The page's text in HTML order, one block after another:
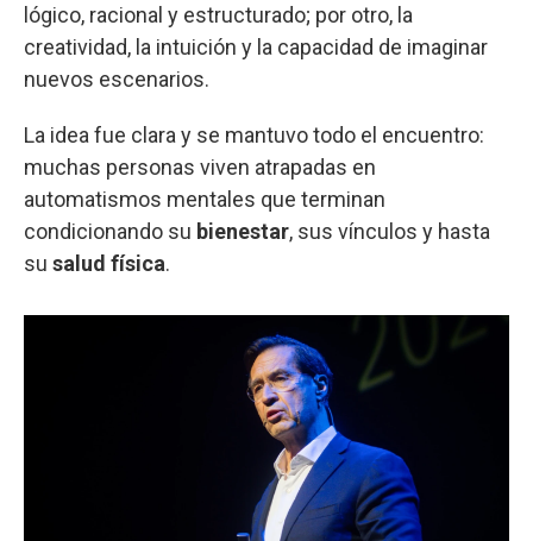
lógico, racional y estructurado; por otro, la
creatividad, la intuición y la capacidad de imaginar
nuevos escenarios.
La idea fue clara y se mantuvo todo el encuentro:
muchas personas viven atrapadas en
automatismos mentales que terminan
condicionando su bienestar, sus vínculos y hasta
su salud física.